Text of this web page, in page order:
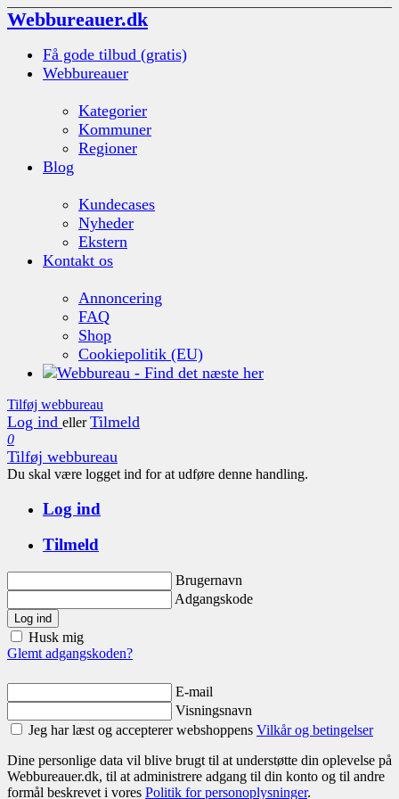
Webbureauer.dk
Få gode tilbud (gratis)
Webbureauer
Kategorier
Kommuner
Regioner
Blog
Kundecases
Nyheder
Ekstern
Kontakt os
Annoncering
FAQ
Shop
Cookiepolitik (EU)
Tilføj webbureau
Log ind eller Tilmeld
0
Tilføj webbureau
Du skal være logget ind for at udføre denne handling.
Log ind
Tilmeld
Brugernavn
Adgangskode
Log ind
Husk mig
Glemt adgangskoden?
E-mail
Visningsnavn
Jeg har læst og accepterer webshoppens Vilkår og betingelser
Dine personlige data vil blive brugt til at understøtte din oplevelse på
Webbureauer.dk, til at administrere adgang til din konto og til andre
formål beskrevet i vores Politik for personoplysninger.